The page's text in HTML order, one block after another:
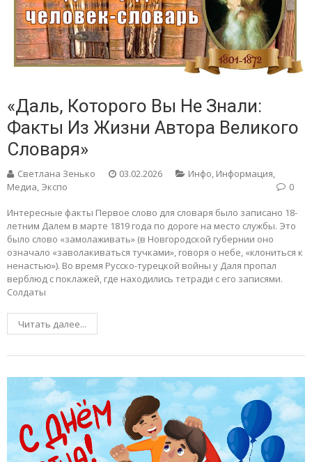
«Даль, Которого Вы Не Знали:
Факты Из Жизни Автора Великого
Словаря»
Светлана Зенько 03.02.2026 Инфо, Информация,
Медиа, Экспо 0
Интересные факты Первое слово для словаря было записано 18-
летним Далем в марте 1819 года по дороге на место службы. Это
было слово «замолаживать» (в Новгородской губернии оно
означало «заволакиваться тучками», говоря о небе, «клониться к
ненастью»). Во время Русско-турецкой войны у Даля пропал
верблюд с поклажей, где находились тетради с его записями.
Солдаты
Читать далее...